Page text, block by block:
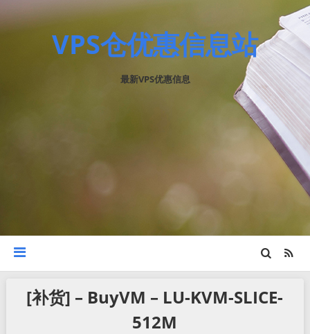
VPS仓优惠信息站
最新VPS优惠信息
[补货] – BuyVM – LU-KVM-SLICE-
512M